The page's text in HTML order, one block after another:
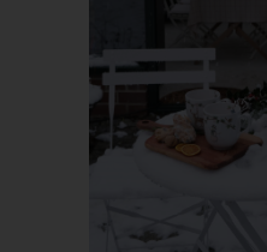
Deaktiviert die betroffene
dem genutzten
Funktionen unserer
Erfassung von
Informationen
Die Internetseite erfasst mit
eine betroffene Person oder
Reihe von allgemeinen Daten